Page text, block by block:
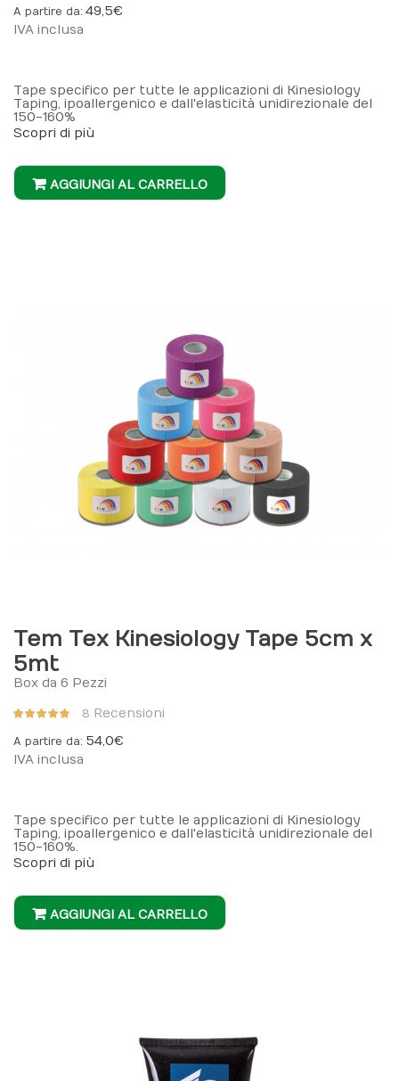
A partire da 49,5 €
IVA inclusa
Tape specifico per tutte le applicazioni di Kinesiology
Taping, ipoallergenico e dall'elasticità unidirezionale del
150-160%
Scopri di più
AGGIUNGI AL CARRELLO
Tem Tex Kinesiology Tape 5cm x
5mt
Box da 6 Pezzi
Valutazione:
8 Recensioni
A partire da 54,0 €
IVA inclusa
Tape specifico per tutte le applicazioni di Kinesiology
Taping, ipoallergenico e dall'elasticità unidirezionale del
150-160%.
Scopri di più
AGGIUNGI AL CARRELLO